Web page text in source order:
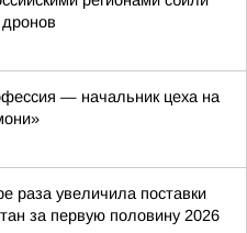
— начальник цеха на
раза увеличила поставки
за первую половину 2026